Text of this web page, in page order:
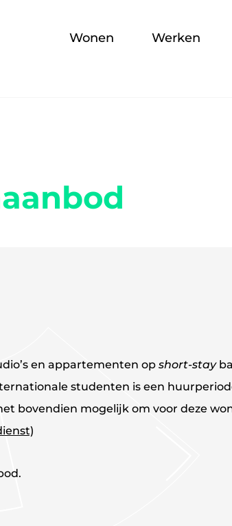
Wonen Werken
en appartementen op short-stay
studenten is een
bovendien mogelijk om voor deze